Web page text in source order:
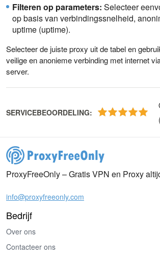
Filteren op parameters: Selecteer
op basis van verbindingssnelheid,
uptime (uptime).
Selecteer de juiste proxy uit de tabel en
veilige en anonieme verbinding met internet
server.
SERVICEBEOORDELING:
(
ProxyFreeOnly – Gratis VPN en Proxy
info@proxyfreeonly.com
Bedrijf
Over ons
Contacteer ons